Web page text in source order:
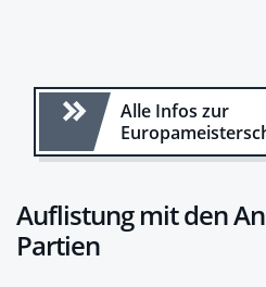
Alle Infos zur
Auflistung mit den
Partien